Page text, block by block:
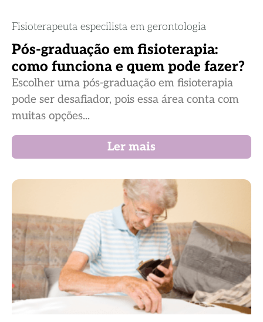
Fisioterapeuta especilista em gerontologia
Pós-graduação em fisioterapia:
como funciona e quem pode fazer?
Escolher uma pós-graduação em fisioterapia
pode ser desafiador, pois essa área conta com
muitas opções...
Ler mais